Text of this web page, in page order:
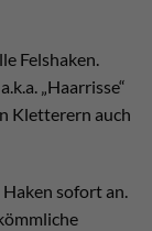
Felshaken.
„Haarrisse“
Kletterern auch
sofort an.